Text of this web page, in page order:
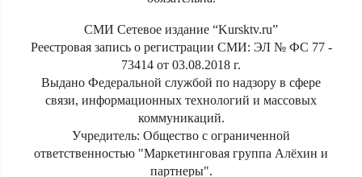
СМИ Сетевое издание “Kursktv.ru”
Реестровая запись о регистрации СМИ: ЭЛ № ФС 77 -
73414 от 03.08.2018 г.
Выдано Федеральной службой по надзору в сфере
связи, информационных технологий и массовых
коммуникаций.
Учредитель: Общество с ограниченной
ответственностью "Маркетинговая группа Алёхин и
партнеры".